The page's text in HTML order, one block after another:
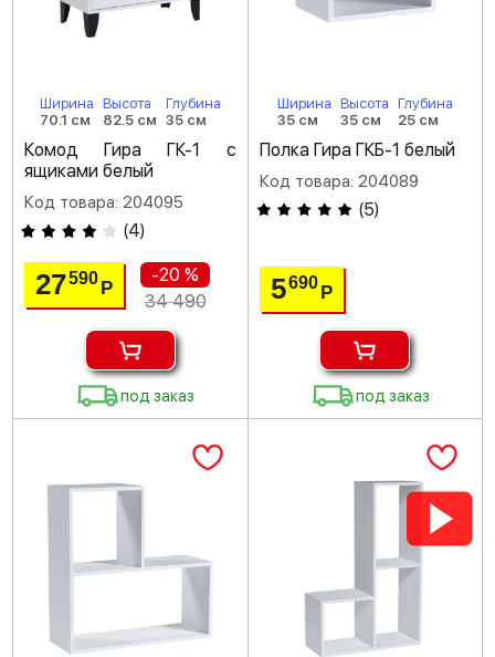
Ширина
70.1 см
Высота
82.5 см
Глубина
35 см
Комод Гира ГК-1 с
ящиками белый
Код товара: 204095
(4)
27590Р
-20 %
34 490
под заказ
Ширина
35 см
Высота
35 см
Глубина
25 см
Полка Гира ГКБ-1 белый
Код товара: 204089
(5)
5690 Р
под заказ